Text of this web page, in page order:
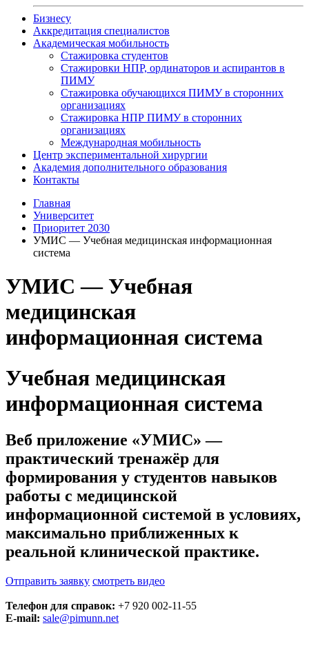
Бизнесу
Аккредитация специалистов
Академическая мобильность
Стажировка студентов
Стажировки НПР, ординаторов и аспирантов в
ПИМУ
Стажировка обучающихся ПИМУ в сторонних
организациях
Стажировка НПР ПИМУ в сторонних
организациях
Международная мобильность
Центр экспериментальной хирургии
Академия дополнительного образования
Контакты
Главная
Университет
Приоритет 2030
УМИС — Учебная медицинская информационная
система
УМИС — Учебная
медицинская
информационная система
Учебная медицинская
информационная система
Веб приложение «УМИС» —
практический тренажёр для
формирования у студентов навыков
работы с медицинской
информационной системой в условиях,
максимально приближенных к
реальной клинической практике.
Отправить заявку смотреть видео
Телефон для справок: +7 920 002-11-55
Е-mail: sale@pimunn.net